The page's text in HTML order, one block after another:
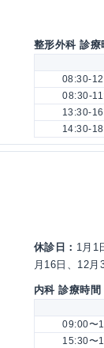
整形外科 診療
08:30-
08:30-
13:30-
14:30-
休診日： 1月1
月16日、12月
内科 診療時間
09:00〜
15:30〜